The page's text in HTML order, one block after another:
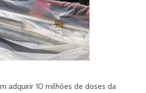
adquirir 10 milhões de doses da